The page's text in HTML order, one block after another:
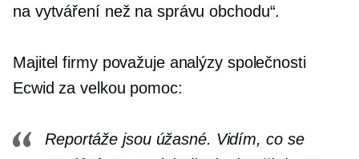
na vytváření než na správu obchodu“.
Majitel firmy považuje analýzy společnosti
Ecwid za velkou pomoc:
Reportáže jsou úžasné. Vidím, co se